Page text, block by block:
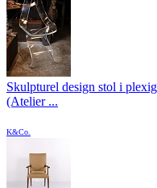
Skulpturel design stol i
(Atelier ...
K&Co.